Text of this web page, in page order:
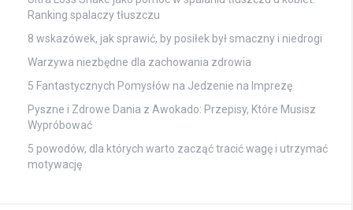
Ranking spalaczy tłuszczu
8 wskazówek, jak sprawić, by posiłek był smaczny i niedrogi
Warzywa niezbędne dla zachowania zdrowia
5 Fantastycznych Pomysłów na Jedzenie na Imprezę
Pyszne i Zdrowe Dania z Awokado: Przepisy, Które Musisz
Wypróbować
5 powodów, dla których warto zacząć tracić wagę i utrzymać
motywację